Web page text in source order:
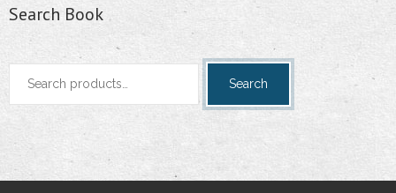
Search Book
Search
Search